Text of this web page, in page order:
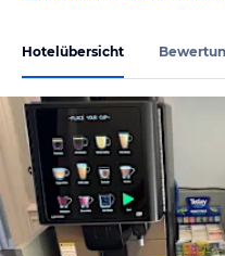
Hotelübersicht